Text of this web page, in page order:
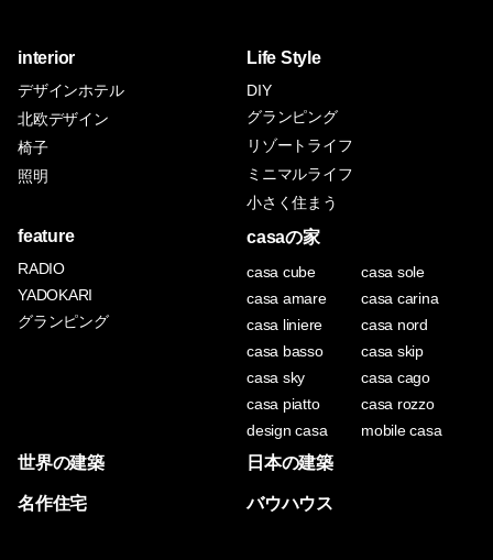
interior
デザインホテル
北欧デザイン
椅子
照明
Life Style
DIY
グランピング
リゾートライフ
ミニマルライフ
小さく住まう
feature
RADIO
YADOKARI
グランピング
casaの家
casa cube
casa sole
casa amare
casa carina
casa liniere
casa nord
casa basso
casa skip
casa sky
casa cago
casa piatto
casa rozzo
design casa
mobile casa
世界の建築 日本の建築
名作住宅 バウハウス